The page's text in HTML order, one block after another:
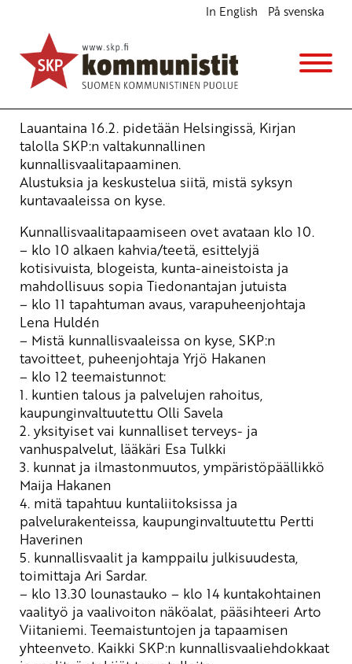
In English På svenska
Kohti kunnallisvaaleja
Ajankohtaista
18.2.2008 - 15:43
Lauantaina 16.2. pidetään Helsingissä, Kirjan
talolla SKP:n valtakunnallinen
kunnallisvaalitapaaminen.
Alustuksia ja keskustelua siitä, mistä syksyn
kuntavaaleissa on kyse.
Kunnallisvaalitapaamiseen ovet avataan klo 10.
– klo 10 alkaen kahvia/teetä, esittelyjä
kotisivuista, blogeista, kunta-aineistoista ja
mahdollisuus sopia Tiedonantajan jutuista
– klo 11 tapahtuman avaus, varapuheenjohtaja
Lena Huldén
– Mistä kunnallisvaaleissa on kyse, SKP:n
tavoitteet, puheenjohtaja Yrjö Hakanen
– klo 12 teemaistunnot:
1. kuntien talous ja palvelujen rahoitus,
kaupunginvaltuutettu Olli Savela
2. yksityiset vai kunnalliset terveys- ja
vanhuspalvelut, lääkäri Esa Tulkki
3. kunnat ja ilmastonmuutos, ympäristöpäällikkö
Maija Hakanen
4. mitä tapahtuu kuntaliitoksissa ja
palvelurakenteissa, kaupunginvaltuutettu Pertti
Haverinen
5. kunnallisvaalit ja kamppailu julkisuudesta,
toimittaja Ari Sardar.
– klo 13.30 lounastauko – klo 14 kuntakohtainen
vaalityö ja vaalivoiton näköalat, pääsihteeri Arto
Viitaniemi. Teemaistuntojen ja tapaamisen
yhteenveto. Kaikki SKP:n kunnallisvaaliehdokkaat